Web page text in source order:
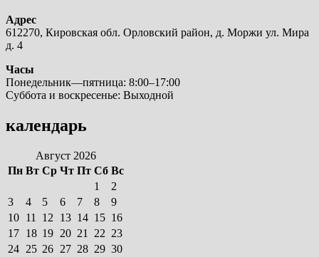
Адрес
612270, Кировская обл. Орловский район, д. Моржи ул. Мира
д. 4
Часы
Понедельник—пятница: 8:00–17:00
Суббота и воскресенье: Выходной
календарь
Август 2026
Пн Вт Ср Чт Пт Сб Вс
1
2
3
4 5 6 7 8
9
10 11 12 13 14 15 16
17 18 19 20 21 22 23
24 25 26 27 28 29 30